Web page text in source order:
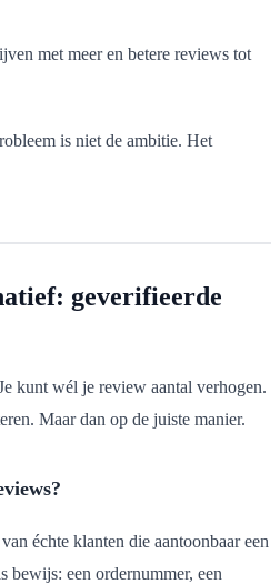
met meer en betere reviews tot
is niet de ambitie. Het
geverifieerde
kunt wél je review aantal verhogen.
Maar dan op de juiste manier.
échte klanten die aantoonbaar een
bewijs: een ordernummer, een